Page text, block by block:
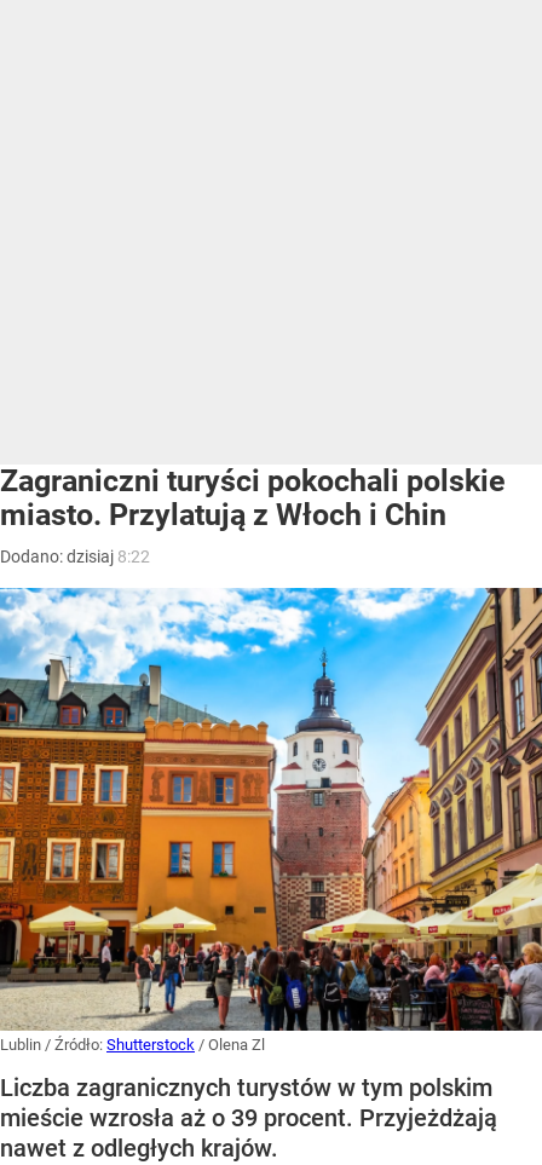
Zagraniczni turyści pokochali polskie
miasto. Przylatują z Włoch i Chin
Dodano:dzisiaj 8:22
Lublin / Źródło: Shutterstock / Olena Zl
Liczba zagranicznych turystów w tym polskim
mieście wzrosła aż o 39 procent. Przyjeżdżają
nawet z odległych krajów.